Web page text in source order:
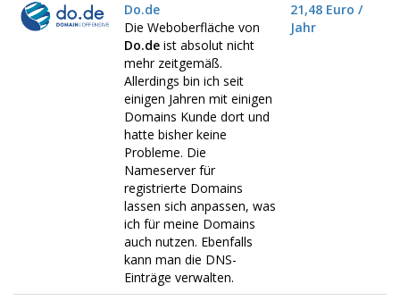
Do.de
Die Weboberfläche von
Do.de ist absolut nicht
mehr zeitgemäß.
Allerdings bin ich seit
einigen Jahren mit einigen
Domains Kunde dort und
hatte bisher keine
Probleme. Die
Nameserver für
registrierte Domains
lassen sich anpassen, was
ich für meine Domains
auch nutzen. Ebenfalls
kann man die DNS-
Einträge verwalten.
21,48 Euro /
Jahr